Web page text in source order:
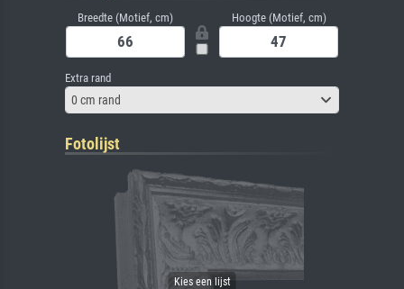
Breedte (Motief, cm) Hoogte (Motief, cm)
Extra rand
0 cm rand
Fotolijst